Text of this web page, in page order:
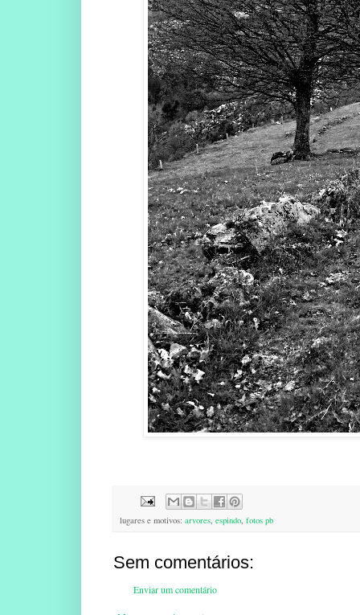
lugares e motivos: arvores, espindo, fotos pb
Sem comentários:
Enviar um comentário